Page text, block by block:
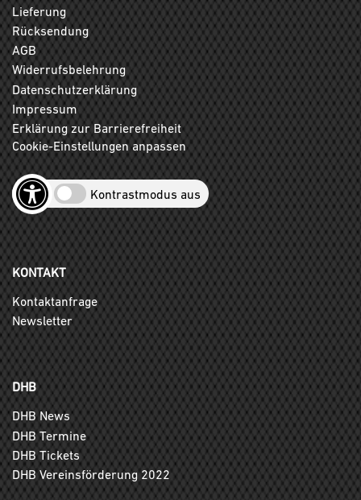
Lieferung
Rücksendung
AGB
Widerrufsbelehrung
Datenschutzerklärung
Impressum
Erklärung zur Barrierefreiheit
Cookie-Einstellungen anpassen
Kontrastmodus aus
KONTAKT
Kontaktanfrage
Newsletter
DHB
DHB News
DHB Termine
DHB Tickets
DHB Vereinsförderung 2022